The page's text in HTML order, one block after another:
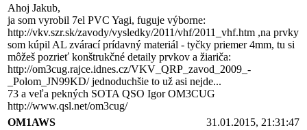
Ahoj Jakub,
ja som vyrobil 7el PVC Yagi, fuguje výborne:
http://vkv.szr.sk/zavody/vysledky/2011/vhf/2011_vhf.htm ,na prvky
som kúpil AL zvárací prídavný materiál - tyčky priemer 4mm, tu si
môžeš pozrieť konštrukčné detaily prvkov a žiariča:
http://om3cug.rajce.idnes.cz/VKV_QRP_zavod_2009_-
_Polom_JN99KD/ jednoduchšie to už asi nejde...
73 a veľa pekných SOTA QSO Igor OM3CUG
http://www.qsl.net/om3cug/
OM1AWS
31.01.2015, 21:31:47